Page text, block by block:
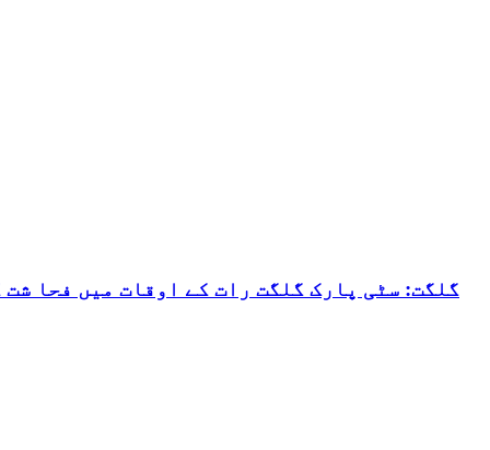
گلگت: سٹی پارک گلگت رات کے اوقات میں فحا